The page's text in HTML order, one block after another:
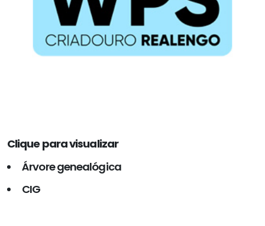
Clique para visualizar
Árvore genealógica
CIG